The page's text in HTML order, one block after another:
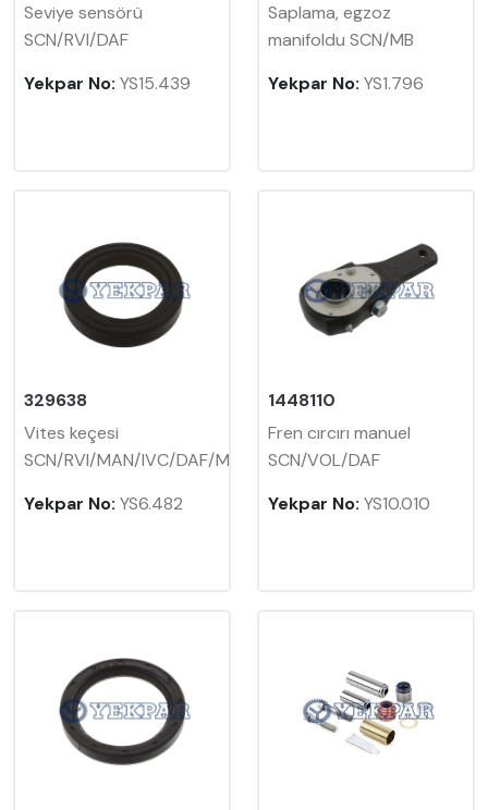
Seviye sensörü
SCN/RVI/DAF
Yekpar No: YS15.439
Saplama, egzoz
manifoldu SCN/MB
Yekpar No: YS1.796
329638
Vites keçesi
SCN/RVI/MAN/IVC/DAF/MB
Yekpar No: YS6.482
1448110
Fren cırcırı manuel
SCN/VOL/DAF
Yekpar No: YS10.010